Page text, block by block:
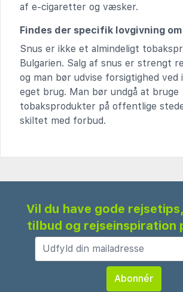
af e-cigaretter og væsker.
Findes der specifik lovgivning om
Snus er ikke et almindeligt
Bulgarien. Salg af snus er strengt
og man bør udvise forsigtighed ved
eget brug. Man bør undgå at bruge
tobaksprodukter på offentlige
skiltet med forbud.
Vil du have gode
tilbud og rejseinspiration